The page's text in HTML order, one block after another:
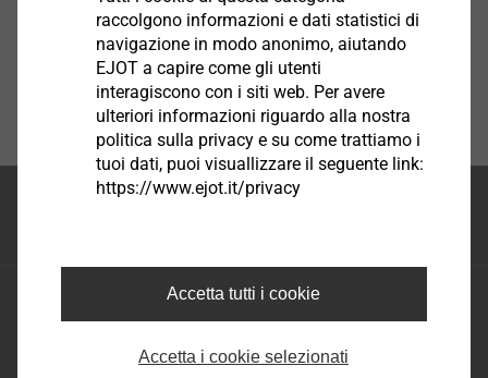
EJOT S.A.S. di EJOT Tecnologie di fissaggio S.R.L.
Via Marco Polo 16 - 35011 Campodarsego Padova
Tel.: +39 049 986 9000
raccolgono informazioni e dati statistici di
navigazione in modo anonimo, aiutando
EJOT a capire come gli utenti
interagiscono con i siti web. Per avere
ulteriori informazioni riguardo alla nostra
politica sulla privacy e su come trattiamo i
tuoi dati, puoi visuallizzare il seguente link:
https://www.ejot.it/privacy
Accetta tutti i cookie
Accetta i cookie selezionati